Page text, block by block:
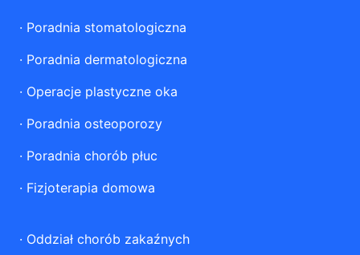
· Poradnia stomatologiczna
· Poradnia dermatologiczna
· Operacje plastyczne oka
· Poradnia osteoporozy
· Poradnia chorób płuc
· Fizjoterapia domowa
· Oddział chorób zakaźnych